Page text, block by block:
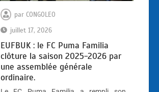
par CONGOLEO
juillet 17, 2026
EUFBUK : le FC Puma Familia
clôture la saison 2025-2026 par
une assemblée générale
ordinaire.